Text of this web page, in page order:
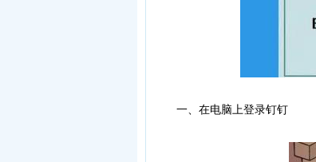
一、在电脑上登录钉钉